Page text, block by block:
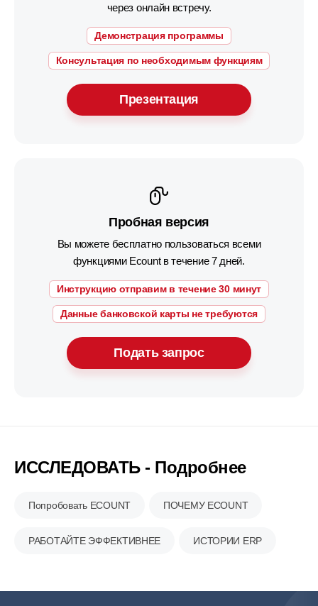
через онлайн встречу.
Демонстрация программы
Консультация по необходимым функциям
Презентация
Пробная версия
Вы можете бесплатно пользоваться всеми
функциями Ecount в течение 7 дней.
Инструкцию отправим в течение 30 минут
Данные банковской карты не требуются
Подать запрос
ИССЛЕДОВАТЬ - Подробнее
ПопробоватьECOUNT ПОЧЕМУ ECOUNT
РАБОТАЙТЕ ЭФФЕКТИВНЕЕ ИСТОРИИ ERP